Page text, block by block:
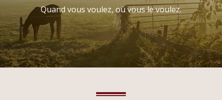
Quand vous voulez, où vous le voulez.